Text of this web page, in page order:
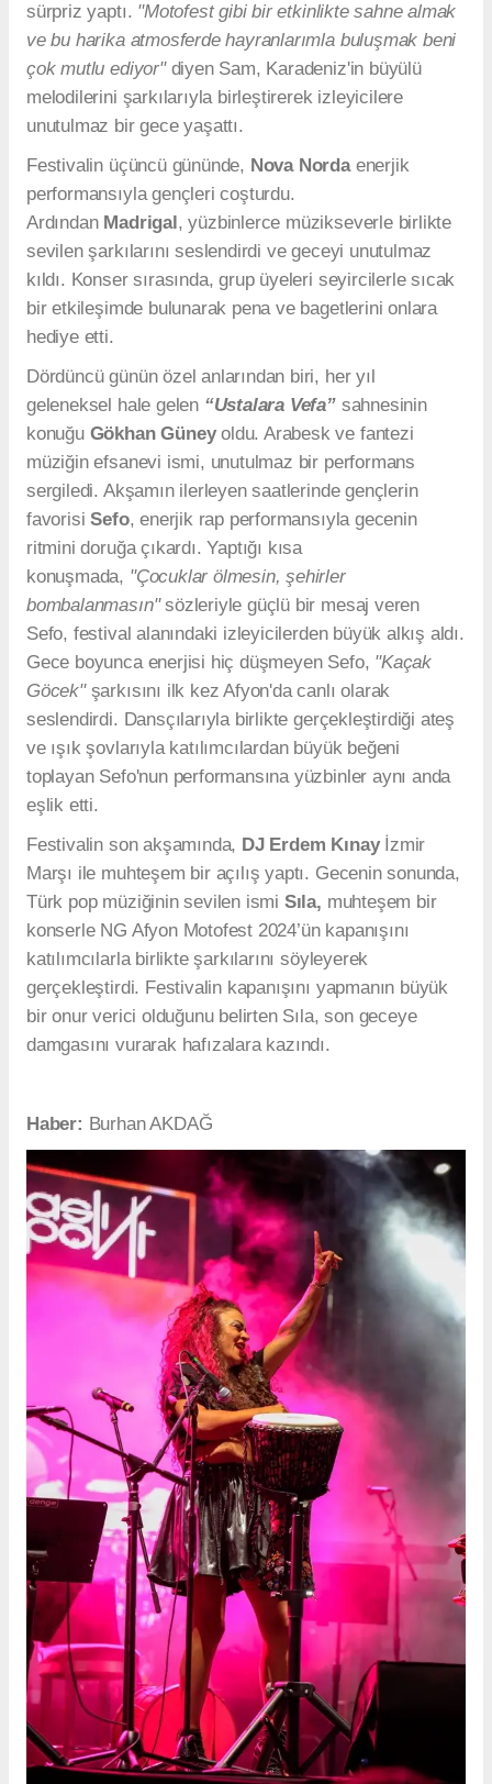
sürpriz yaptı. "Motofest gibi bir etkinlikte sahne almak
ve bu harika atmosferde hayranlarımla buluşmak beni
çok mutlu ediyor"diyen Sam, Karadeniz'in büyülü
melodilerini şarkılarıyla birleştirerek izleyicilere
unutulmaz bir gece yaşattı.
Festivalin üçüncü gününde, Nova Nordaenerjik
performansıyla gençleri coşturdu.
Ardından Madrigal, yüzbinlerce müzikseverle birlikte
sevilen şarkılarını seslendirdi ve geceyi unutulmaz
kıldı. Konser sırasında, grup üyeleri seyircilerle sıcak
bir etkileşimde bulunarak pena ve bagetlerini onlara
hediye etti.
Dördüncü günün özel anlarından biri, her yıl
geleneksel hale gelen “Ustalara Vefa”sahnesinin
konuğu Gökhan Güneyoldu. Arabesk ve fantezi
müziğin efsanevi ismi, unutulmaz bir performans
sergiledi. Akşamın ilerleyen saatlerinde gençlerin
favorisiSefo, enerjik rap performansıyla gecenin
ritmini doruğa çıkardı. Yaptığı kısa
konuşmada, "Çocuklar ölmesin, şehirler
bombalanmasın"sözleriyle güçlü bir mesaj veren
Sefo, festival alanındaki izleyicilerden büyük alkış aldı.
Gece boyunca enerjisi hiç düşmeyen Sefo, "Kaçak
Göcek"şarkısını ilk kez Afyon'da canlı olarak
seslendirdi. Dansçılarıyla birlikte gerçekleştirdiği ateş
ve ışık şovlarıyla katılımcılardan büyük beğeni
toplayan Sefo'nun performansına yüzbinler aynı anda
eşlik etti.
Festivalin son akşamında, DJ Erdem Kınayİzmir
Marşı ile muhteşem bir açılış yaptı. Gecenin sonunda,
Türk pop müziğinin sevilen ismi Sıla, muhteşem bir
konserle NG Afyon Motofest 2024’ün kapanışını
katılımcılarla birlikte şarkılarını söyleyerek
gerçekleştirdi. Festivalin kapanışını yapmanın büyük
bir onur verici olduğunu belirten Sıla, son geceye
damgasını vurarak hafızalara kazındı.
Haber: Burhan AKDAĞ